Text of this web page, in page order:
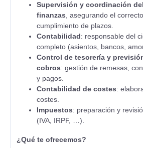
Supervisión y coordinación
finanzas , asegurando el
cumplimiento de plazos.
Contabilidad: responsable del
completo (asientos, bancos,
Control de tesorería y
cobros: gestión de remesas,
y pagos.
Contabilidad de costes:
costes.
Impuestos: preparación y
(IVA, IRPF, …).
¿Qué te ofrecemos?